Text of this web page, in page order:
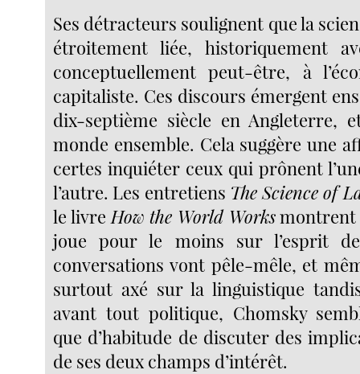
Ses détracteurs soulignent que la
étroitement liée, historiquement
conceptuellement peut-être, à
capitaliste. Ces discours émergent
dix-septième siècle en Angleterre,
monde ensemble. Cela suggère une
certes inquiéter ceux qui prônent
l’autre. Les entretiens The Science of
le livre How the World Worksmontrent
joue pour le moins sur l’esprit
conversations vont pêle-mêle, et
surtout axé sur la linguistique
avant tout politique, Chomsky
que d’habitude de discuter des
de ses deux champs d’intérêt.